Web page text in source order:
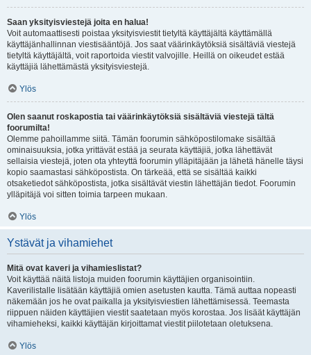
Saan yksityisviestejä joita en halua!
Voit automaattisesti poistaa yksityisviestit tietyltä käyttäjältä käyttämällä
käyttäjänhallinnan viestisääntöjä. Jos saat väärinkäytöksiä sisältäviä viestejä
tietyltä käyttäjältä, voit raportoida viestit valvojille. Heillä on oikeudet estää
käyttäjiä lähettämästä yksityisviestejä.
Ylös
Olen saanut roskapostia tai väärinkäytöksiä sisältäviä viestejä tältä
foorumilta!
Olemme pahoillamme siitä. Tämän foorumin sähköpostilomake sisältää
ominaisuuksia, jotka yrittävät estää ja seurata käyttäjiä, jotka lähettävät
sellaisia viestejä, joten ota yhteyttä foorumin ylläpitäjään ja lähetä hänelle täysi
kopio saamastasi sähköpostista. On tärkeää, että se sisältää kaikki
otsaketiedot sähköpostista, jotka sisältävät viestin lähettäjän tiedot. Foorumin
ylläpitäjä voi sitten toimia tarpeen mukaan.
Ylös
Ystävät ja vihamiehet
Mitä ovat kaveri ja vihamieslistat?
Voit käyttää näitä listoja muiden foorumin käyttäjien organisointiin.
Kaverilistalle lisätään käyttäjiä omien asetusten kautta. Tämä auttaa nopeasti
näkemään jos he ovat paikalla ja yksityisviestien lähettämisessä. Teemasta
riippuen näiden käyttäjien viestit saatetaan myös korostaa. Jos lisäät käyttäjän
vihamieheksi, kaikki käyttäjän kirjoittamat viestit piilotetaan oletuksena.
Ylös